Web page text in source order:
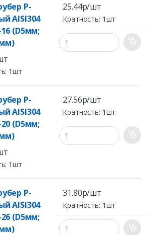
Р-
AISI304
16 (D5мм;
1шт
25.44р/шт
Кратность: 1шт
Р-
AISI304
20 (D5мм;
1шт
27.56р/шт
Кратность: 1шт
Р-
AISI304
26 (D5мм;
31.80р/шт
Кратность: 1шт